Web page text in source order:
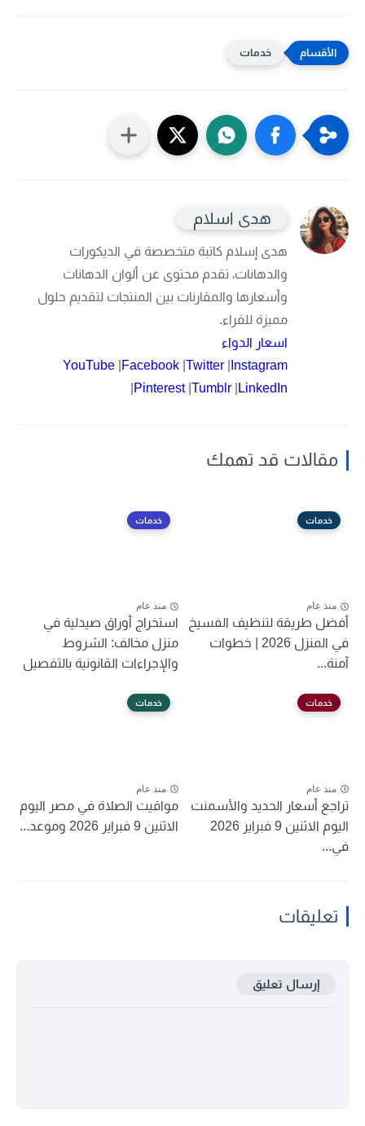
خدمات
هدى اسلام
هدى إسلام كاتبة متخصصة في الديكورات
والدهانات، تقدم محتوى عن ألوان الدهانات
وأسعارها والمقارنات بين المنتجات لتقديم حلول
مميزة للقراء.
اسعار الدواء
YouTube Facebook Twitter
Instagram
Pinterest| Tumblr LinkedIn
مقالات قد تهمك
خدمات
منذ عام
أفضل طريقة لتنظيف الفسيخ
في المنزل 2026 | خطوات
آمنة...
خدمات
منذ عام
استخراج أوراق صيدلية في
منزل مخالف: الشروط
والإجراءات القانونية بالتفصيل
خدمات
منذ عام
تراجع أسعار الحديد والأسمنت
اليوم الاثنين 9 فبراير 2026
في...
خدمات
منذ عام
مواقيت الصلاة في مصر اليوم
الاثنين 9 فبراير 2026 وموعد...
تعليقات
إرسال تعليق